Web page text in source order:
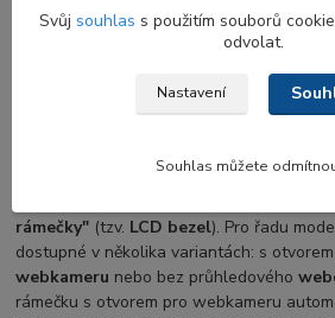
Kompatibilita rámečků s a
webkameru
standardně používajíLED displeje, na
rámečky" (tzv. LCD bezel). Pro řadu
dostupné v několika variantách: s
webkameru nebo bez průhledového
rámečku s otvorem pro webkameru
Svůj souhlas s použitím souborů
odvolat.
Nastavení
Souhlas můžete